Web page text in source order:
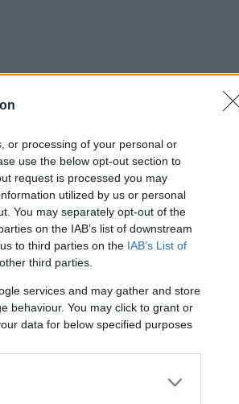
or processing of your personal or
use the below opt-out section to
request is processed you may
utilized by us or personal
You may separately opt-out of the
on the IAB’s list of downstream
to third parties on the IAB’s List of
third parties.
services and may gather and store
behaviour. You may click to grant or
data for below specified purposes